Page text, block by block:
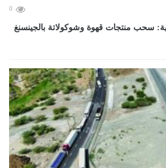
0
سحب منتجات قهوة وشوكولاتة بالجينسنغ